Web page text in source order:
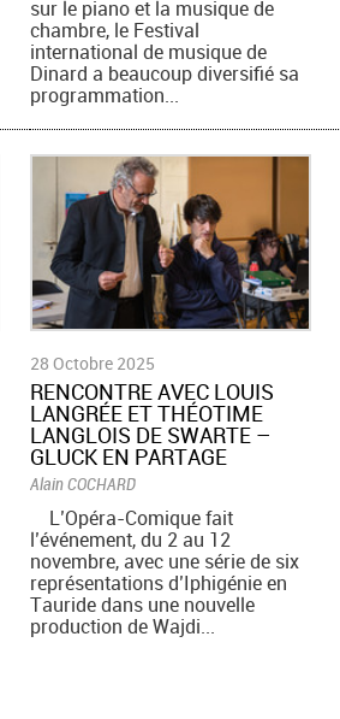
sur le piano et la musique de
chambre, le Festival
international de musique de
Dinard a beaucoup diversifié sa
programmation...
28 Octobre 2025
​RENCONTRE AVEC LOUIS
LANGRÉE ET THÉOTIME
LANGLOIS DE SWARTE –
GLUCK EN PARTAGE
Alain COCHARD
L’Opéra-Comique fait
l’événement, du 2 au 12
novembre, avec une série de six
représentations d’Iphigénie en
Tauride dans une nouvelle
production de Wajdi...